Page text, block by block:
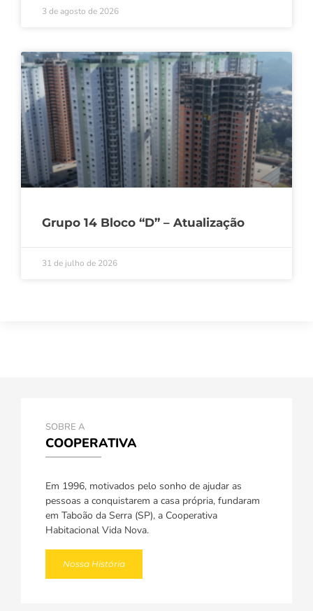
3 de agosto de 2026
Grupo 14 Bloco “D” – Atualização
31 de julho de 2026
SOBRE A
COOPERATIVA
Em 1996, motivados pelo sonho de ajudar as
pessoas a conquistarem a casa própria, fundaram
em Taboão da Serra (SP), a Cooperativa
Habitacional Vida Nova.
Nossa História